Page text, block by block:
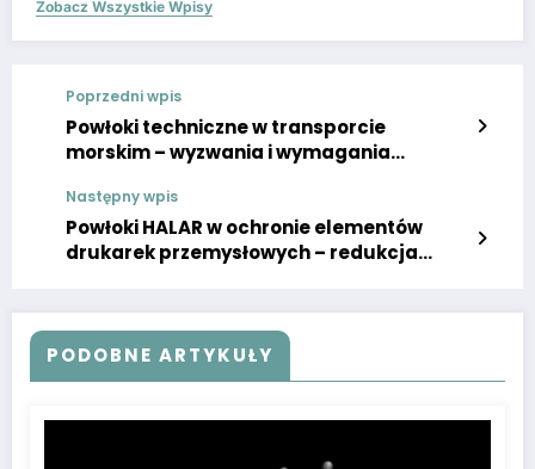
Zobacz Wszystkie Wpisy
Poprzedni wpis
Powłoki techniczne w transporcie
morskim – wyzwania i wymagania
Następny wpis
Powłoki HALAR w ochronie elementów
drukarek przemysłowych – redukcja
PODOBNE ARTYKUŁY